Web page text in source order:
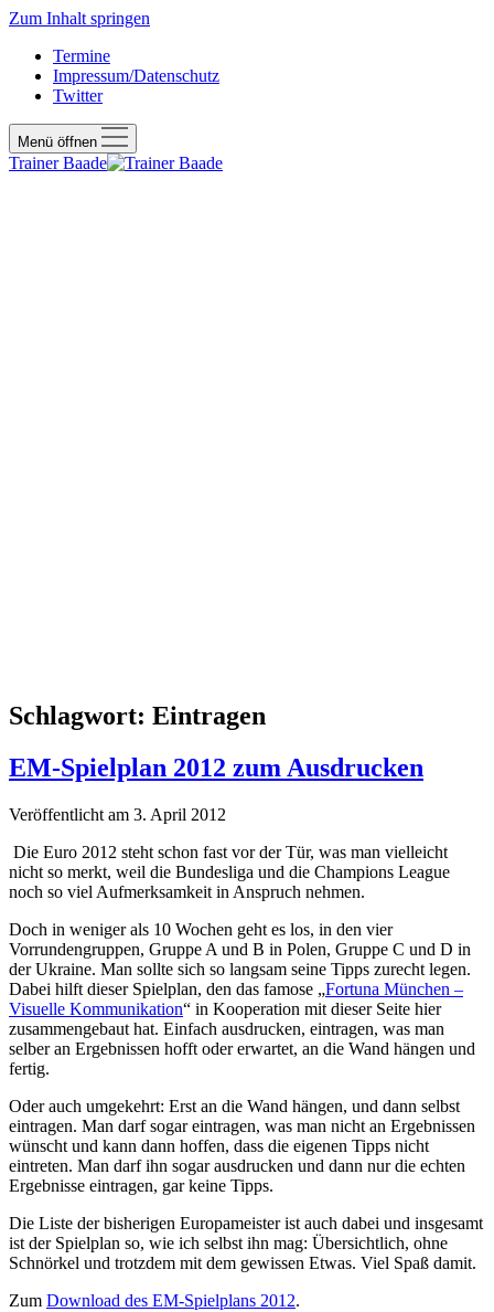
Zum Inhalt springen
Termine
Impressum/Datenschutz
Twitter
Menü öffnen
Trainer Baade
Schlagwort: Eintragen
EM-Spielplan 2012 zum Ausdrucken
Veröffentlicht am 3. April 2012
Die Euro 2012 steht schon fast vor der Tür, was man vielleicht
nicht so merkt, weil die Bundesliga und die Champions League
noch so viel Aufmerksamkeit in Anspruch nehmen.
Doch in weniger als 10 Wochen geht es los, in den vier
Vorrundengruppen, Gruppe A und B in Polen, Gruppe C und D in
der Ukraine. Man sollte sich so langsam seine Tipps zurecht legen.
Dabei hilft dieser Spielplan, den das famose „Fortuna München –
Visuelle Kommunikation“ in Kooperation mit dieser Seite hier
zusammengebaut hat. Einfach ausdrucken, eintragen, was man
selber an Ergebnissen hofft oder erwartet, an die Wand hängen und
fertig.
Oder auch umgekehrt: Erst an die Wand hängen, und dann selbst
eintragen. Man darf sogar eintragen, was man nicht an Ergebnissen
wünscht und kann dann hoffen, dass die eigenen Tipps nicht
eintreten. Man darf ihn sogar ausdrucken und dann nur die echten
Ergebnisse eintragen, gar keine Tipps.
Die Liste der bisherigen Europameister ist auch dabei und insgesamt
ist der Spielplan so, wie ich selbst ihn mag: Übersichtlich, ohne
Schnörkel und trotzdem mit dem gewissen Etwas. Viel Spaß damit.
Zum Download des EM-Spielplans 2012.